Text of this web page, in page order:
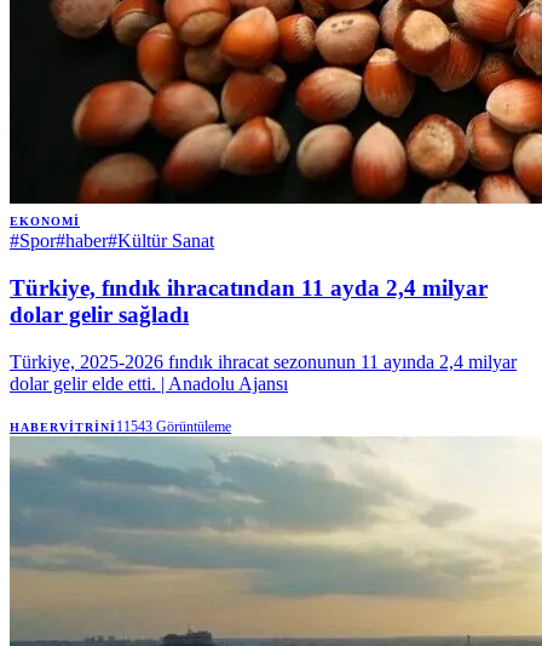
EKONOMI
#Spor#haber#Kültür Sanat
Türkiye, fındık ihracatından 11 ayda 2,4 milyar
dolar gelir sağladı
Türkiye, 2025-2026 fındık ihracat sezonunun 11 ayında 2,4 milyar
dolar gelir elde etti. | Anadolu Ajansı
HABERVITRINI11543 Görüntüleme